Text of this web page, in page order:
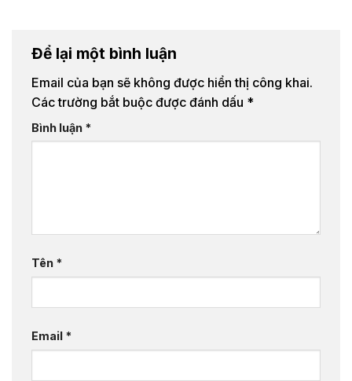
Để lại một bình luận
Email của bạn sẽ không được hiển thị công khai.
Các trường bắt buộc được đánh dấu *
Bình luận *
Tên *
Email *